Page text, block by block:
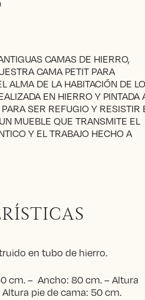
CAMAS DE HIERRO,
CAMA PETIT PARA
ALMA DE LA HABITACIÓN DE
EN HIERRO Y PINTADA
SER REFUGIO Y RESISTIR
MUEBLE QUE TRANSMITE EL
Y EL TRABAJO HECHO A
en tubo de hierro.
cm. – Ancho: 80 cm. – Altura
pie de cama: 50 cm.